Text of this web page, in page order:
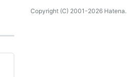
Copyright (C) 2001-2026 Hatena.